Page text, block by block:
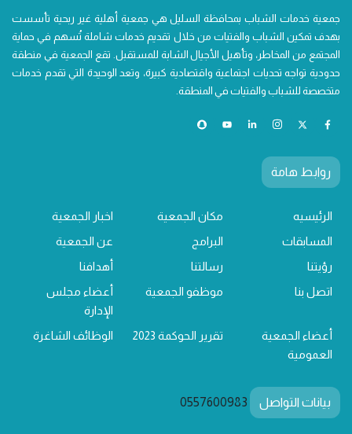
جمعية خدمات الشباب بمحافظة السليل هي جمعية أهلية غير ربحية تأسست
بهدف تمكين الشباب والفتيات من خلال تقديم خدمات شاملة تُسهم في حماية
المجتمع من المخاطر، وتأهيل الأجيال الشابة للمستقبل. تقع الجمعية في منطقة
حدودية تواجه تحديات اجتماعية واقتصادية كبيرة، وتعد الوحيدة التي تقدم خدمات
متخصصة للشباب والفتيات في المنطقة.
روابط هامة
الرئيسيه مكان الجمعية
اخبار الجمعية
المسابقات
البرامج
عن الجمعية
رؤيتنا
رسالتنا
أهدافنا
اتصل بنا
موظفو الجمعية
أعضاء مجلس
الإدارة
أعضاء الجمعية
العمومية
تقرير الحوكمة 2023 الوظائف الشاغرة
بيانات التواصل 0557600983